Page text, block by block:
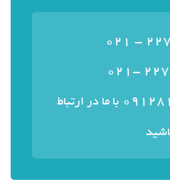
با ما در ارتباط